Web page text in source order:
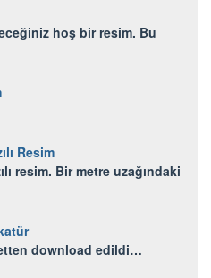
hoş bir resim. Bu
Resim
resim. Bir metre uzağındaki
download edildi…